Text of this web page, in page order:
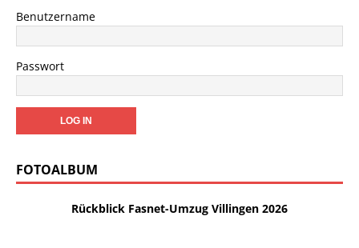
Benutzername
Passwort
FOTOALBUM
Rückblick Fasnet-Umzug Villingen 2026